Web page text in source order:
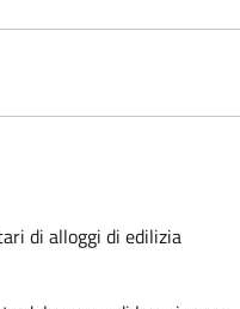
di alloggi di edilizia